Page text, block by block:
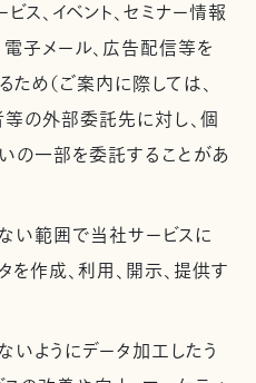
ス、イベント、セミナー情報
電子メール、広告配信等を
ため（ご案内に際しては、
の外部委託先に対し、個
の一部を委託することがあ
い範囲で当社サービスに
を作成、利用、開示、提供す
いようにデータ加工したう